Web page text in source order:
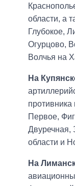
области, а
Глубокое,
Огурцово,
Волчья на
На
Первое,
Двуречная,
области и
На